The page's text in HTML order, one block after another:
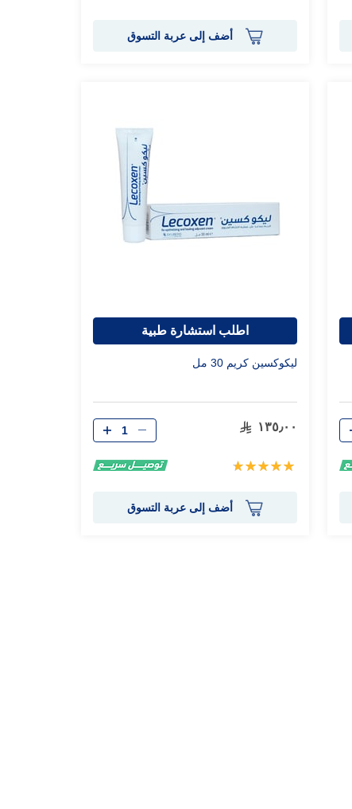
أضف إلى عربة التسوق
اطلب استشارة طبية
ليكوكسين كريم 30 مل
١٣٥٫٠٠
تقييم:
الكمية
أضف إلى عربة التسوق